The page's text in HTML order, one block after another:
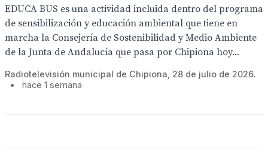
EDUCA BUS es una actividad incluida dentro del programa
de sensibilización y educación ambiental que tiene en
marcha la Consejería de Sostenibilidad y Medio Ambiente
de la Junta de Andalucía que pasa por Chipiona hoy...
Radiotelevisión municipal de Chipiona, 28 de julio de 2026.
•
hace 1 semana